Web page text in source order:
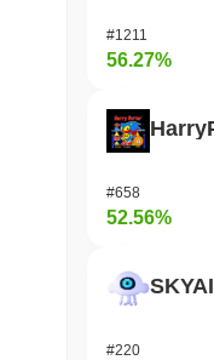
#1211
56.27%
#658
52.56%
SKYAI
#220